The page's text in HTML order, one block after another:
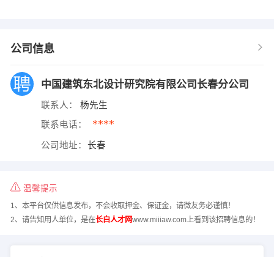
公司信息
中国建筑东北设计研究院有限公司长春分公司
联系人： 杨先生
联系电话： ****
公司地址： 长春
温馨提示
1、本平台仅供信息发布，不会收取押金、保证金，请微友务必谨慎！
2、请告知用人单位，是在长白人才网www.miiiaw.com上看到该招聘信息的！